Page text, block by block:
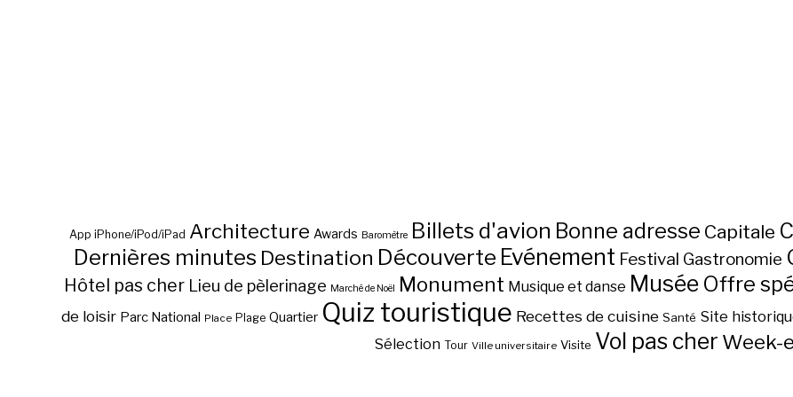
App iPhone/iPod/iPad Architecture Awards Baromètre Billets d'avion Bonne adresse Capitale
Dernières minutes Destination Découverte Evénement Festival Gastronomie
Hôtel pas cher Lieu de pèlerinage Marché de Noël Monument Musique et danse Musée Offre
de loisir Parc National Place Plage Quartier Quiz touristique Recettes de cuisine Santé Site
Sélection Tour Ville universitaire Visite Vol pas cher Week-